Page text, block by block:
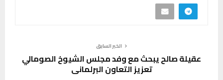
الخبر السابق
عقيلة صالح يبحث مع وفد مجلس الشيوخ الصومالي
تعزيز التعاون البرلماني